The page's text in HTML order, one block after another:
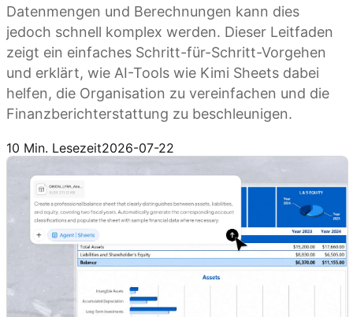
Datenmengen und Berechnungen kann dies
jedoch schnell komplex werden. Dieser Leitfaden
zeigt ein einfaches Schritt-für-Schritt-Vorgehen
und erklärt, wie AI-Tools wie Kimi Sheets dabei
helfen, die Organisation zu vereinfachen und die
Finanzberichterstattung zu beschleunigen.
10 Min. Lesezeit2026-07-22